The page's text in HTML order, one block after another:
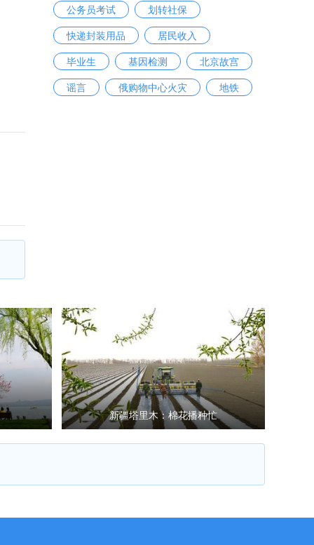
公务员考试
划转社保
快递封装用品
居民收入
毕业生
基因检测
北京故宫
谣言
俄购物中心火灾 地铁
新疆塔里木：棉花播种忙